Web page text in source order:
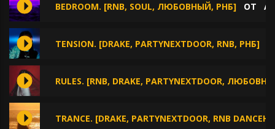
BEDROOM. [RNB, SOUL, ЛЮБОВНЫЙ, РНБ] ОТ
TENSION. [DRAKE, PARTYNEXTDOOR, RNB, РНБ]
RULES. [RNB, DRAKE, PARTYNEXTDOOR,
TRANCE. [DRAKE, PARTYNEXTDOOR, RNB